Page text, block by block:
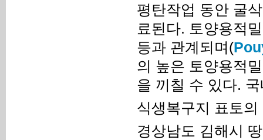
평탄작업 동안 굴
료된다. 토양용적
등과 관계되며(
의 높은 토양용적
을 끼칠 수 있다.
식생복구지 표토
경상남도 김해시